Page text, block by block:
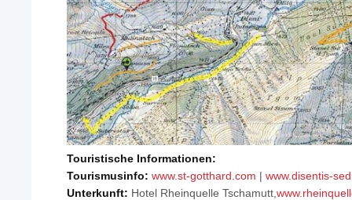
Touristische Informationen:
Tourismusinfo: www.st-gotthard.com | www.disentis-
Unterkunft: Hotel Rheinquelle Tschamutt,